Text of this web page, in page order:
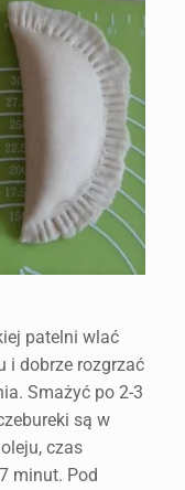
patelni wlać
i dobrze rozgrzać
Smażyć po 2-3
są w
czas
minut. Pod